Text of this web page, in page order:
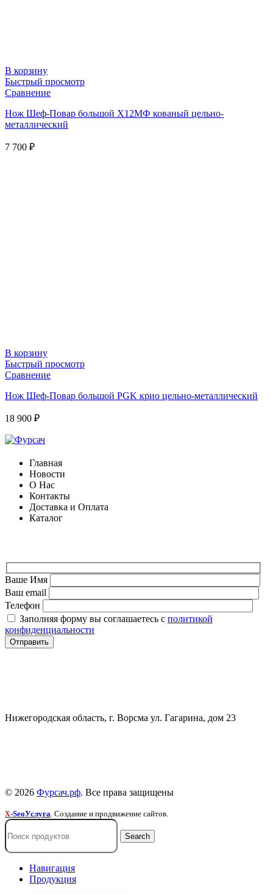
В корзину
Быстрый просмотр
Сравнение
Нож Шеф-Повар большой Х12МФ кованый цельно-
металлический
7 700 ₽
В корзину
Быстрый просмотр
Сравнение
Нож Шеф-Повар большой PGK крио цельно-металлический
18 900 ₽
Главная
Новости
О Нас
Контакты
Доставка и Оплата
Каталог
Ваше Имя
Ваш email
Телефон
Заполняя форму вы соглашаетесь с политикой
конфиденциальности
Нижегородская область, г. Ворсма ул. Гагарина, дом 23
© 2026 Фурсач.рф. Все права защищены
X-SeoУслуга. Создание и продвижение сайтов.
Search
Навигация
Продукция